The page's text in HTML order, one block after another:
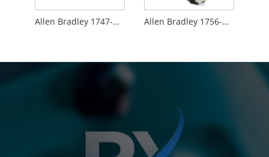
Allen Bradley 1747-M13 Allen Bradley 1756-M02AE